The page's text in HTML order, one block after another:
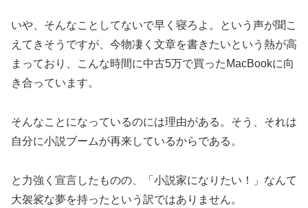
いや、そんなことしてないで早く寝ろよ。という声が聞こ
えてきそうですが、今物凄く文章を書きたいという熱が高
まっており、こんな時間に中古5万で買ったMacBookに向
き合っています。
そんなことになっているのには理由がある。そう、それは
自分に小説ブームが再来しているからである。
と力強く宣言したものの、「小説家になりたい！」なんて
大袈裟な夢を持ったという訳ではありません。